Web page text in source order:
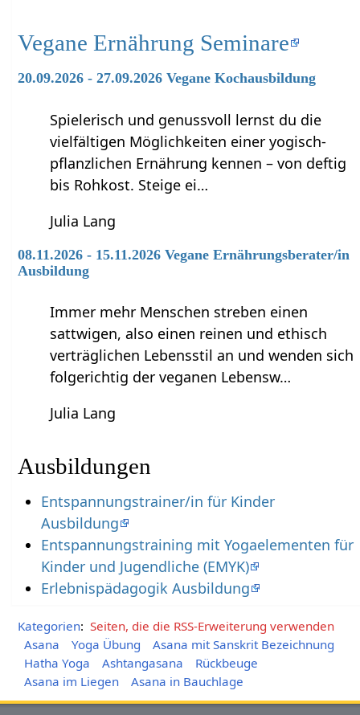
Vegane Ernährung Seminare
20.09.2026 - 27.09.2026 Vegane Kochausbildung
Spielerisch und genussvoll lernst du die
vielfältigen Möglichkeiten einer yogisch-
pflanzlichen Ernährung kennen – von deftig
bis Rohkost. Steige ei…
Julia Lang
08.11.2026 - 15.11.2026 Vegane Ernährungsberater/in
Ausbildung
Immer mehr Menschen streben einen
sattwigen, also einen reinen und ethisch
verträglichen Lebensstil an und wenden sich
folgerichtig der veganen Lebensw…
Julia Lang
Ausbildungen
Entspannungstrainer/in für Kinder
Ausbildung
Entspannungstraining mit Yogaelementen für
Kinder und Jugendliche (EMYK)
Erlebnispädagogik Ausbildung
Kategorien: Seiten, die die RSS-Erweiterung verwenden
Asana
Yoga Übung
Asana mit Sanskrit Bezeichnung
Hatha Yoga
Ashtangasana
Rückbeuge
Asana im Liegen
Asana in Bauchlage